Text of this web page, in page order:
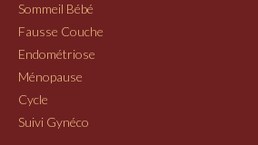
Sommeil Bébé
Fausse Couche
Endométriose
Ménopause
Cycle
Suivi Gynéco